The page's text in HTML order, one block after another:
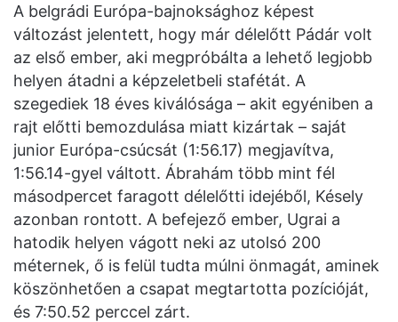
A belgrádi Európa-bajnoksághoz képest
változást jelentett, hogy már délelőtt Pádár volt
az első ember, aki megpróbálta a lehető legjobb
helyen átadni a képzeletbeli stafétát. A
szegediek 18 éves kiválósága – akit egyéniben a
rajt előtti bemozdulása miatt kizártak – saját
junior Európa-csúcsát (1:56.17) megjavítva,
1:56.14-gyel váltott. Ábrahám több mint fél
másodpercet faragott délelőtti idejéből, Késely
azonban rontott. A befejező ember, Ugrai a
hatodik helyen vágott neki az utolsó 200
méternek, ő is felül tudta múlni önmagát, aminek
köszönhetően a csapat megtartotta pozícióját,
és 7:50.52 perccel zárt.